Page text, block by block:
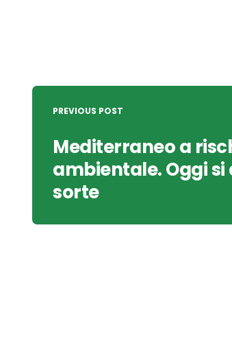
Post
navigation
PREVIOUS POST
Mediterraneo a
ambientale. Oggi si
sorte